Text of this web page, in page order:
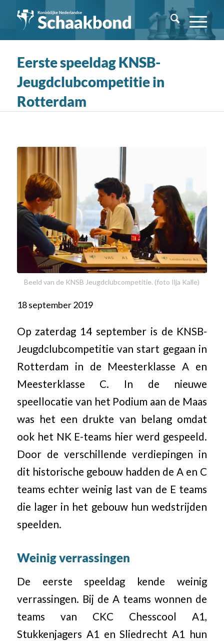
Eerste speeldag KNSB-
Jeugdclubcompetitie in
Rotterdam
Beeld van de KNSB Jeugdclubcompetitie. (foto Ilja Kalle)
18 september 2019
Op zaterdag 14 september is de KNSB-
Jeugdclubcompetitie van start gegaan in
Rotterdam in de Meesterklasse A en
Meesterklasse C. In de nieuwe
speellocatie van het Podium aan de Maas
was het een drukte van belang omdat
ook het NK E-teams hier werd gespeeld.
Door de verschillende verdiepingen in
dit historische gebouw hadden de A en C
teams echter weinig last van de E teams
die lager in het gebouw hun wedstrijden
speelden.
Weinig verrassingen
De eerste speeldag kende weinig
verrassingen. Bij de A teams wonnen de
teams van CKC Chesscool A1,
Stukkenjagers A1 en Sliedrecht A1 hun